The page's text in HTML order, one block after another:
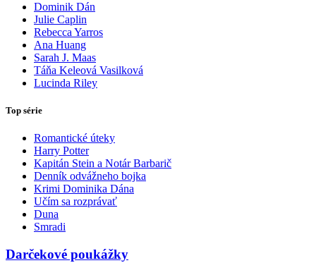
Dominik Dán
Julie Caplin
Rebecca Yarros
Ana Huang
Sarah J. Maas
Táňa Keleová Vasilková
Lucinda Riley
Top série
Romantické úteky
Harry Potter
Kapitán Stein a Notár Barbarič
Denník odvážneho bojka
Krimi Dominika Dána
Učím sa rozprávať
Duna
Smradi
Darčekové poukážky